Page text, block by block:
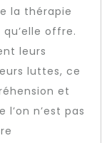
la thérapie
offre.
leurs
luttes, ce
et
l’on n’est pas